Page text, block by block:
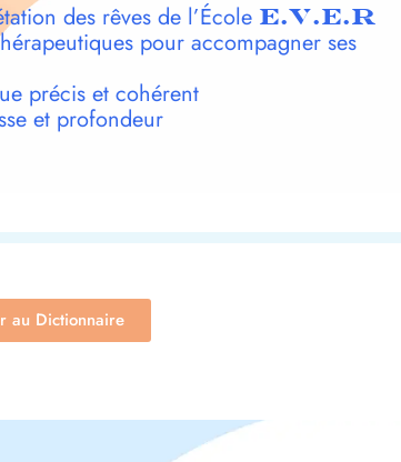
des rêves de l’École E.V.E.R
pour accompagner ses
précis et cohérent
et profondeur
au Dictionnaire